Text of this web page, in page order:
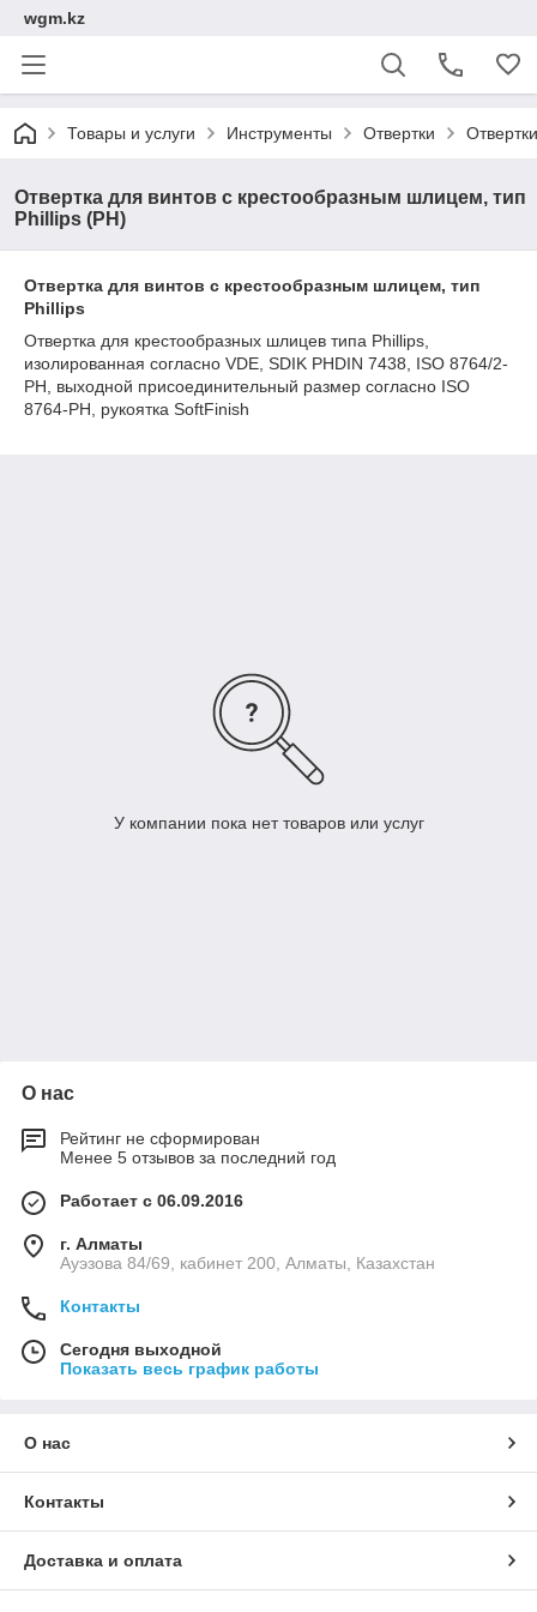
wgm.kz
Товары и услуги Инструменты Отвертки
Отвертка для винтов с крестообразным шлицем, тип
Phillips (PH)
Отвертка для винтов с крестообразным шлицем, тип
Phillips
Отвертка для крестообразных шлицев типа Phillips,
изолированная согласно VDE, SDIK PHDIN 7438, ISO 8764/2-
PH, выходной присоединительный размер согласно ISO
8764-PH, рукоятка SoftFinish
У компании пока нет товаров или услуг
О нас
Рейтинг не сформирован
Менее 5 отзывов за последний год
Работает с 06.09.2016
г. Алматы
Ауэзова 84/69, кабинет 200, Алматы, Казахстан
Контакты
Сегодня выходной
Показать весь график работы
О нас
Контакты
Доставка и оплата